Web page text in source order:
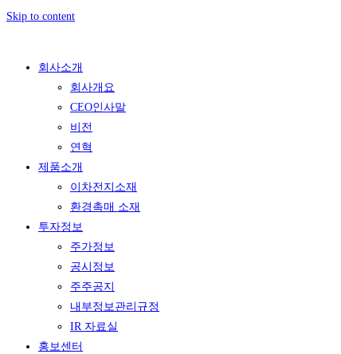
Skip to content
회사소개
회사개요
CEO인사말
비전
연혁
제품소개
이차전지소재
환경촉매 소재
투자정보
주가정보
공시정보
주주공지
내부정보관리규정
IR 자료실
홍보센터